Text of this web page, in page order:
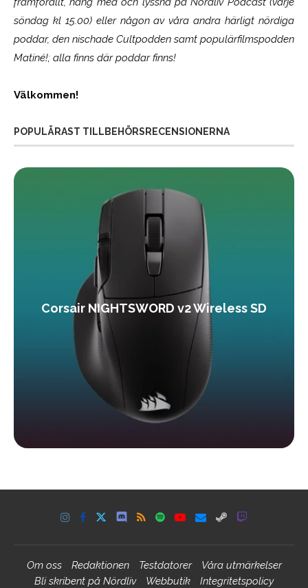
söndag kl 15.00) eller någon av våra andra härligt nördiga
poddar, den nischade Cultpodden samt populärfilmspodden
Matiné!; alla finns där poddar finns!
Välkommen!
POPULÄRAST TILLBEHÖRSRECENSIONERNA
Corsair NIGHTSWORD v2 Wireless SD
Om oss Redaktionen Testdatorer
Våra utmärkelser
Bli skribent på Nördliv
Webbutik Integritetspolicy